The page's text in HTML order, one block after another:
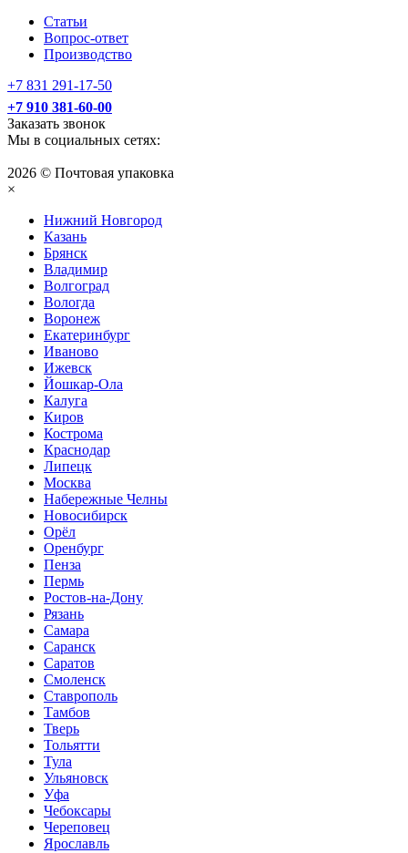
Статьи
Вопрос-ответ
Производство
+7 831 291-17-50
+7 910 381-60-00
Заказать звонок
Мы в социальных сетях:
2026 © Почтовая упаковка
×
Нижний Нoвгород
Казань
Брянск
Владимир
Волгоград
Вологда
Воронеж
Екатеринбург
Иваново
Ижевск
Йошкар-Ола
Калуга
Киров
Кострома
Краснодар
Липецк
Москва
Набережные Челны
Новосибирск
Орёл
Оренбург
Пенза
Пермь
Ростов-на-Дону
Рязань
Самара
Саранск
Саратов
Смоленск
Ставрополь
Тамбов
Тверь
Тольятти
Тула
Ульяновск
Уфа
Чебоксары
Череповец
Ярославль